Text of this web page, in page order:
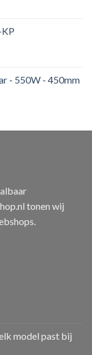
- 550W - 450mm
tonen wij
model past bij